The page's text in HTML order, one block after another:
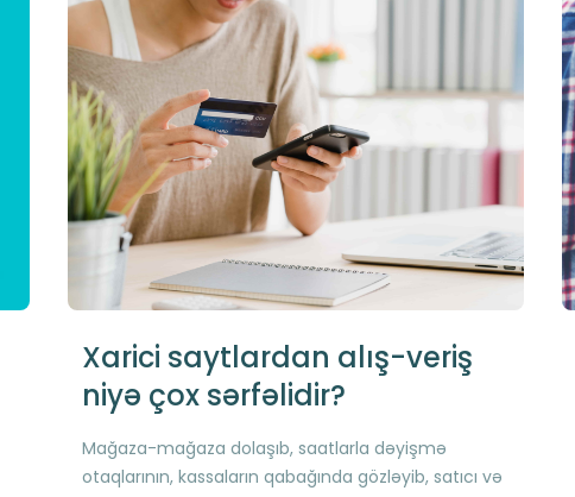
Xarici saytlardan alış-veriş
niyə çox sərfəlidir?
Mağaza-mağaza dolaşıb, saatlarla dəyişmə
otaqlarının, kassaların qabağında gözləyib, satıcı və